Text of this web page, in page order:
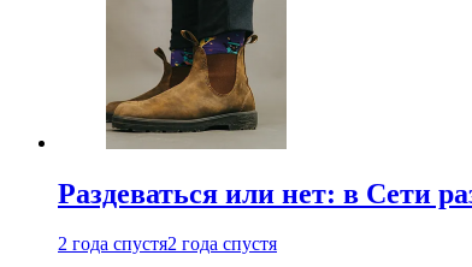
Раздеваться или нет: в Сети
2 года спустя2 года спустя